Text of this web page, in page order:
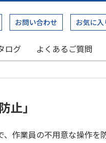
お問い合わせ お気に入
ログ よくあるご質問
止」
作業員の不用意な操作を